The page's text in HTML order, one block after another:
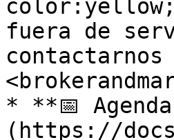
fuera de
contactarnos
* **📅
(https://